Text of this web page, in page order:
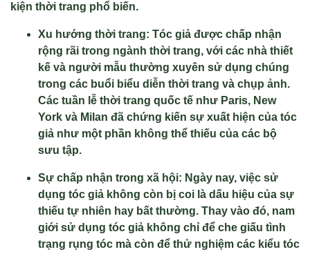
kiện thời trang phổ biến.
Xu hướng thời trang: Tóc giả được chấp nhận
rộng rãi trong ngành thời trang, với các nhà thiết
kế và người mẫu thường xuyên sử dụng chúng
trong các buổi biểu diễn thời trang và chụp ảnh.
Các tuần lễ thời trang quốc tế như Paris, New
York và Milan đã chứng kiến sự xuất hiện của tóc
giả như một phần không thể thiếu của các bộ
sưu tập.
Sự chấp nhận trong xã hội: Ngày nay, việc sử
dụng tóc giả không còn bị coi là dấu hiệu của sự
thiếu tự nhiên hay bất thường. Thay vào đó, nam
giới sử dụng tóc giả không chỉ để che giấu tình
trạng rụng tóc mà còn để thử nghiệm các kiểu tóc